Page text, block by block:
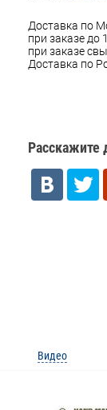
Доставка по
при заказе до
при заказе
Доставка по
Расскажите
Видео